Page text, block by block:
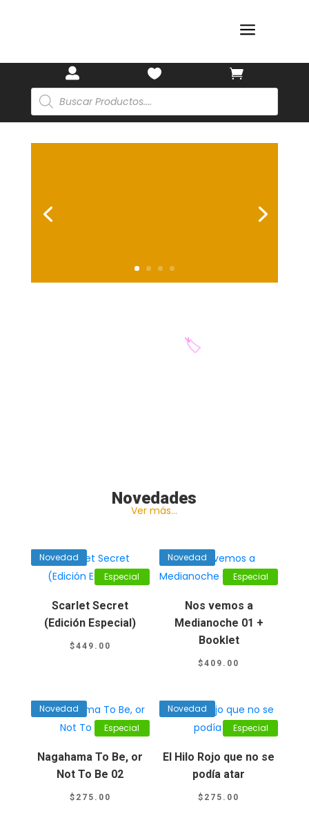
a
 

Búsqueda
de
productos
Novedades
Ver más…
Especial
Novedad
Scarlet Secret
(Edición Especial)
$449.00
Especial
Novedad
Nos vemos a
Medianoche 01 +
Booklet
$409.00
Especial
Novedad
Nagahama To Be, or
Not To Be 02
$ 275.00
Especial
Novedad
El Hilo Rojo que no se
podía atar
$ 275.00
🏷️